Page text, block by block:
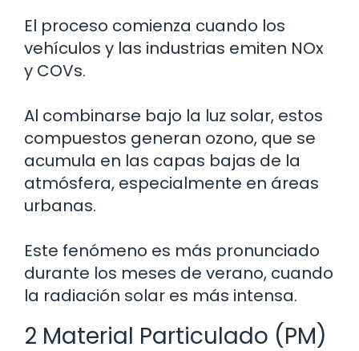
El proceso comienza cuando los
vehículos y las industrias emiten NOx
y COVs.
Al combinarse bajo la luz solar, estos
compuestos generan ozono, que se
acumula en las capas bajas de la
atmósfera, especialmente en áreas
urbanas.
Este fenómeno es más pronunciado
durante los meses de verano, cuando
la radiación solar es más intensa.
2 Material Particulado (PM)